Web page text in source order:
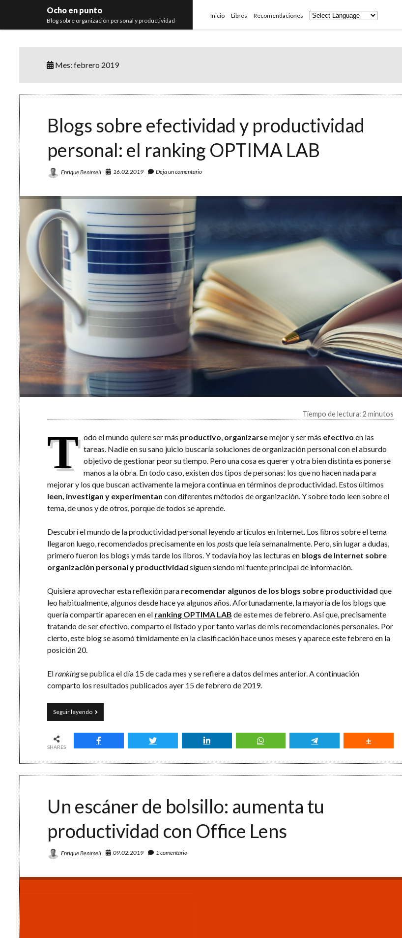
Ocho en punto
Blog sobre organización personal y productividad
Inicio Libros Recomendaciones
Mes:febrero 2019
Blogs sobre efectividad y productividad
personal: el ranking OPTIMA LAB
Enrique Benimeli 16.02.2019 Deja un comentario
Tiempo de lectura: 2 minutos
T odo el mundo quiere ser más productivo, organizarsemejor y ser más efectivo en las
tareas. Nadie en su sano juicio buscaría soluciones de organización personal con el absurdo
objetivo de gestionar peor su tiempo. Pero una cosa es querer y otra bien distinta es ponerse
manos a la obra. En todo caso, existen dos tipos de personas: los que no hacen nada para
mejorar y los que buscan activamente la mejora continua en términos de productividad. Estos últimos
leen, investigan y experimentan con diferentes métodos de organización. Y sobre todo leen sobre el
tema, de unos y de otros, porque de todos se aprende.
Descubrí el mundo de la productividad personal leyendo artículos en Internet. Los libros sobre el tema
llegaron luego, recomendados precisamente en los postsque leía semanalmente. Pero, sin lugar a dudas,
primero fueron los blogs y más tarde los libros. Y todavía hoy las lecturas en blogs de Internet sobre
organización personal y productividad siguen siendo mi fuente principal de información.
Quisiera aprovechar esta reflexión para recomendar algunos de los blogs sobre productividad que
leo habitualmente, algunos desde hace ya algunos años. Afortunadamente, la mayoría de los blogs que
quería compartir aparecen en el ranking OPTIMA LAB de este mes de febrero. Así que, precisamente
tratando de ser efectivo, comparto el listado y por tanto varias de mis recomendaciones personales. Por
cierto, este blog se asomó tímidamente en la clasificación hace unos meses y aparece este febrero en la
posición 20.
Elrankingse publica el día 15 de cada mes y se refiere a datos del mes anterior. A continuación
comparto los resultados publicados ayer 15 de febrero de 2019.
Seguir leyendoBlogs
sobre
productividad
el
SHARES
Un escáner de bolsillo: aumenta tu
productividad con Office Lens
Enrique Benimeli 09.02.2019 1 comentario